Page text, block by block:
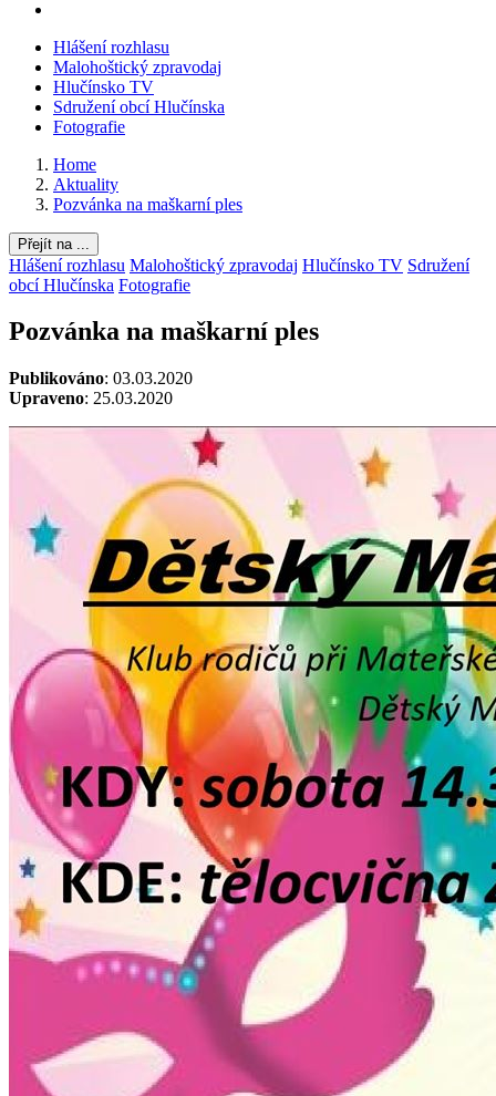
Hlášení rozhlasu
Malohoštický zpravodaj
Hlučínsko TV
Sdružení obcí Hlučínska
Fotografie
Home
Aktuality
Pozvánka na maškarní ples
Přejít na ...
Hlášení rozhlasu Malohoštický zpravodaj Hlučínsko TV Sdružení
obcí Hlučínska Fotografie
Pozvánka na maškarní ples
Publikováno: 03.03.2020
Upraveno: 25.03.2020